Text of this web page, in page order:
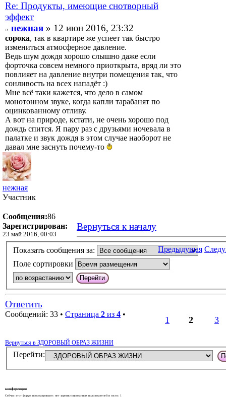
Re: Продукты, имеющие снотворный
эффект
нежная» 12 июн 2016, 23:32
сорока, так в квартире же успеет так быстро
измениться атмосферное давление.
Ведь шум дождя хорошо слышно даже если
форточка совсем немного приоткрыта, вряд ли это
повлияет на давление внутри помещения так, что
сонливость на всех нападёт :)
Мне всё таки кажется, что дело в самом
монотонном звуке, когда капли тарабанят по
оцинкованному отливу.
А вот на природе, кстати, не очень хорошо под
дождь спится. Я пару раз с друзьями ночевала в
палатке и звук дождя в этом случае наоборот не
давал мне заснуть почему-то
нежная
Участник
Сообщения:86
Зарегистрирован:
23 май 2016, 00:03
Вернуться к началу
Предыдущая
Показать сообщения за:
Поле сортировки
Ответить
Сообщений: 33 • Страница 2 из 4 •
1 2 3
Вернуться в ЗДОРОВЫЙ ОБРАЗ ЖИЗНИ
Перейти:
конференции
Сейчас этот форум просматривают: нет зарегистрированных пользователей и гости: 1